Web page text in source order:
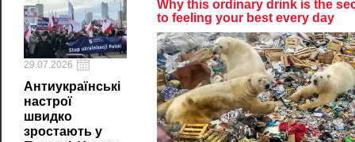
29.07.2026
Антиукраїнські
настрої
швидко
зростають у